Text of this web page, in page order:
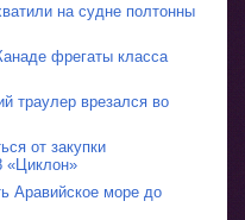
на судне полтонны
фрегаты класса
траулер врезался во
от закупки
«Циклон»
Аравийское море до